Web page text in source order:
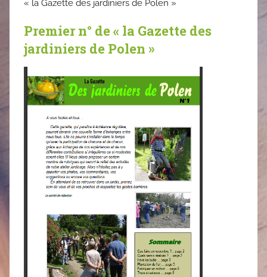
« la Gazette des jardiniers de Polen »
Premier n° de « la Gazette des
jardiniers de Polen »